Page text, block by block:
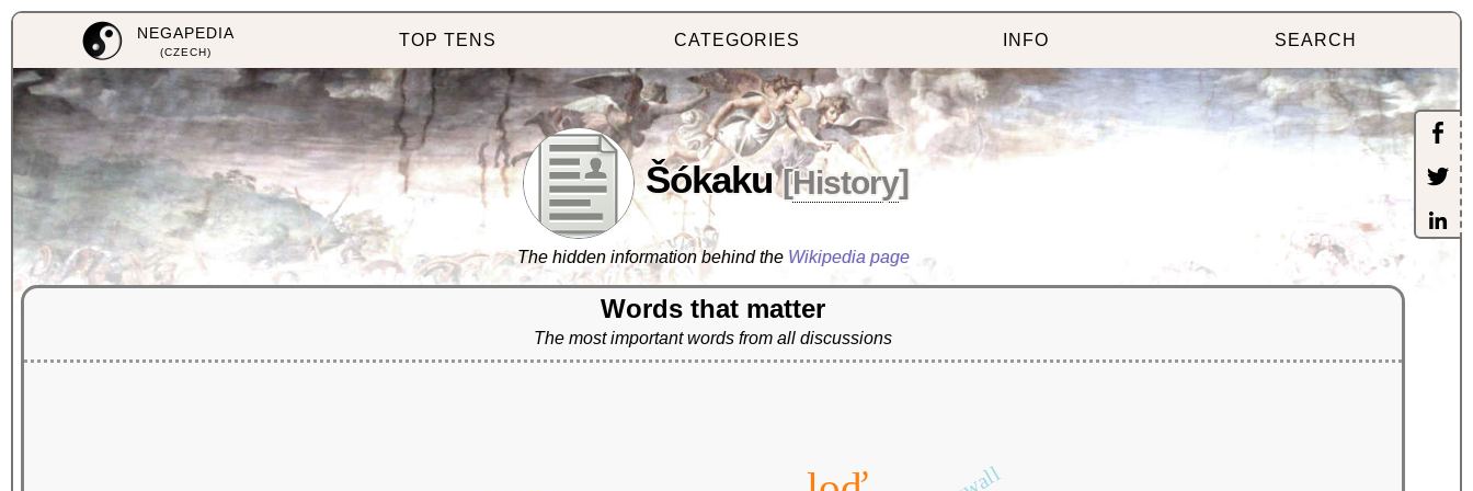
NEGAPEDIA
(CZECH)
TOP TENS CATEGORIES INFO SEARCH
Šókaku [History]
The hidden information behind the Wikipedia page
Words that matter
The most important words from all discussions